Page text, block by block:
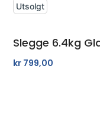
Slegge 6.4kg
kr 799,00
Utsolgt